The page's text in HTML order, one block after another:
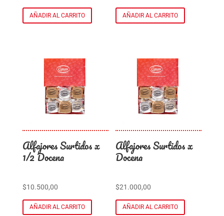
AÑADIR AL CARRITO AÑADIR AL CARRITO
Alfajores Surtidos x
1/2 Docena
$10.500,00
AÑADIR AL CARRITO
Alfajores Surtidos x
Docena
$21.000,00
AÑADIR AL CARRITO